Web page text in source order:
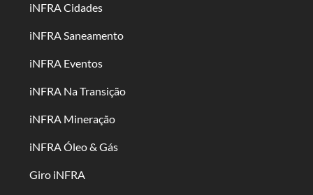
iNFRA Cidades
iNFRA Saneamento
iNFRA Eventos
iNFRA Na Transição
iNFRA Mineração
iNFRA Óleo & Gás
Giro iNFRA